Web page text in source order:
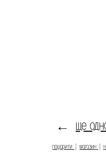
← ще
пошарити магазин